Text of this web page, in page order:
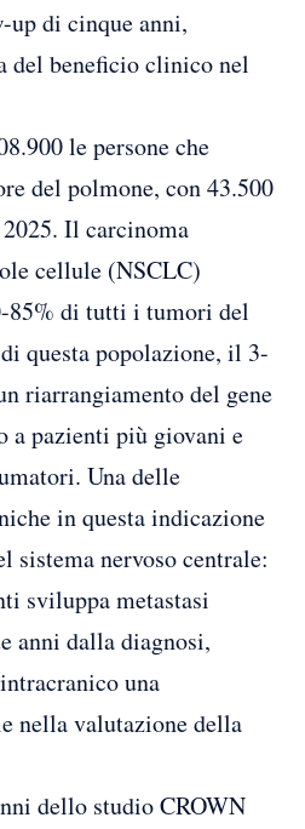
up di cinque anni,
del beneficio clinico nel
le persone che
del polmone, con 43.500
Il carcinoma
cellule (NSCLC)
85% di tutti i tumori del
questa popolazione, il 3-
riarrangiamento del gene
a pazienti più giovani e
Una delle
in questa indicazione
sistema nervoso centrale:
sviluppa metastasi
anni dalla diagnosi,
una
nella valutazione della
dello studio CROWN